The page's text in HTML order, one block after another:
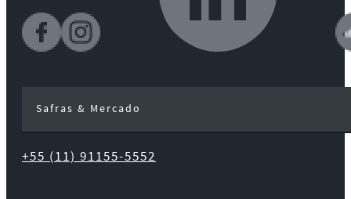
Safras & Mercado
+55 (11) 91155-5552